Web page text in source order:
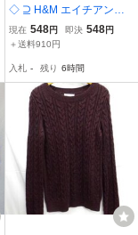
◇ ⊇ H&M エイチアンド
エム 総柄 長袖 ニット サ
イズXL ブラウン系 レデ
現在 548円 即決 548円
＋送料910円
入札 - 残り 6時間